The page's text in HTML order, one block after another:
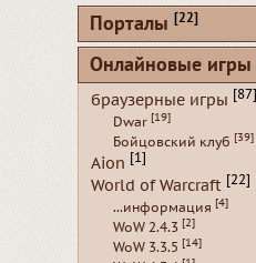
Порталы [22]
Онлайновые игры
браузерные игры [87]
Dwar [19]
Бойцовский клуб [39]
Aion [1]
World of Warcraft [22]
...информация [4]
WoW 2.4.3 [2]
WoW 3.3.5 [14]